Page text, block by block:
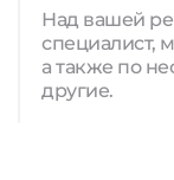
Над вашей
специалист,
а также по
другие.